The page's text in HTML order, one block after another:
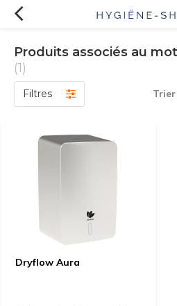
Produits associés au
(1)
Filtres
Dryflow Aura